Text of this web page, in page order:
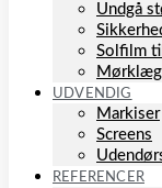
Undgå
Solfilm
UDVENDIG
Markiser
Screens
REFERENCER